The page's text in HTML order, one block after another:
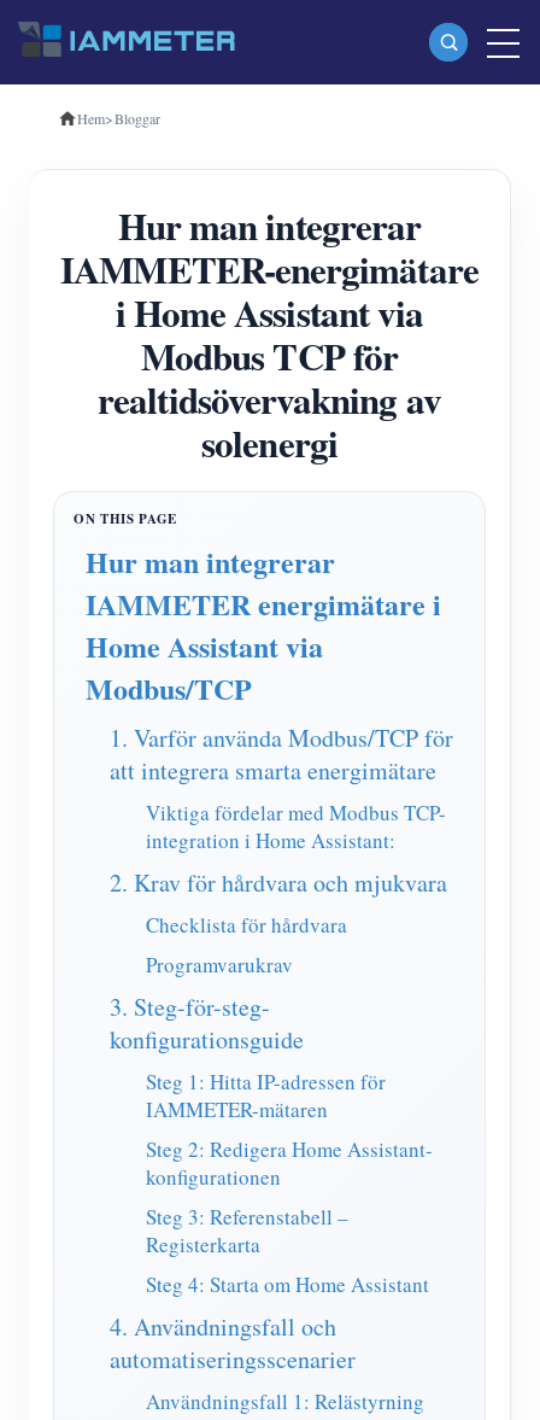
Produkter
Trefas Wi-Fi energimätare (WEM3080T)
Trefas Wi-Fi energimätare (WEM3046T)
Trefas Wi-Fi energimätare (WEM3050T)
WiFi Power Controller
IAMMETER Cloud Pro
Självhotelltjänst
IAMMETER Simulator
Virtuell mätare
Energiprognos och simuleringssystem
Ansökningar
Solar PV System Energiövervakning
Elförbrukningsmonitor
PV-värmare styrsystem
Hemautomation
Fabrikens energiövervakning
Lagra
Resurser
Snabbstart för produkten
Dokumentera
Handledningsvideo
FAQ
Nyheter
Bloggar
gemenskap
Framkallare
Om oss
Hem>Bloggar
Hur man integrerar
IAMMETER-energimätare
i Home Assistant via
Modbus TCP för
realtidsövervakning av
solenergi
Hur man integrerar
IAMMETER energimätare i
Home Assistant via
Modbus/TCP
1. Varför använda Modbus/TCP för
att integrera smarta energimätare
Viktiga fördelar med Modbus TCP-
integration i Home Assistant:
2. Krav för hårdvara och mjukvara
Checklista för hårdvara
Programvarukrav
3. Steg-för-steg-
konfigurationsguide
Steg 1: Hitta IP-adressen för
IAMMETER-mätaren
Steg 2: Redigera Home Assistant-
konfigurationen
Steg 3: Referenstabell –
Registerkarta
Steg 4: Starta om Home Assistant
4. Användningsfall och
automatiseringsscenarier
Användningsfall 1: Relästyrning